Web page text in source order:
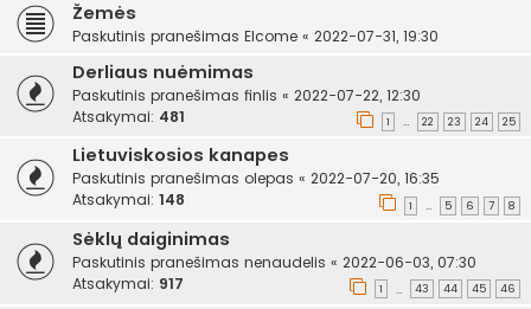
Žemės
Paskutinis pranešimas Elcome « 2022-07-31, 19:30
Derliaus nuėmimas
Paskutinis pranešimas finlis « 2022-07-22, 12:30
Atsakymai: 481 1 … 22 23 24 25
Lietuviskosios kanapes
Paskutinis pranešimas olepas « 2022-07-20, 16:35
Atsakymai: 148 1 … 5 6 7 8
Sėklų daiginimas
Paskutinis pranešimas nenaudelis « 2022-06-03, 07:30
Atsakymai: 917 1 … 43 44 45 46